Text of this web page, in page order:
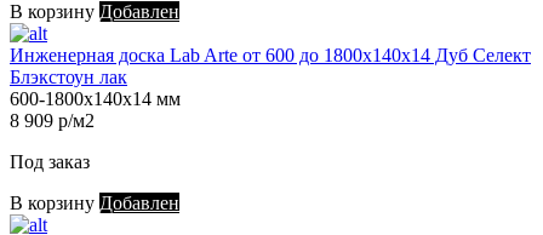
В корзину Добавлен
Инженерная доска Lab Arte от 600 до 1800х140х14 Дуб Селект
Блэкстоун лак
600-1800х140х14 мм
8 909 р/м2
Под заказ
В корзину Добавлен